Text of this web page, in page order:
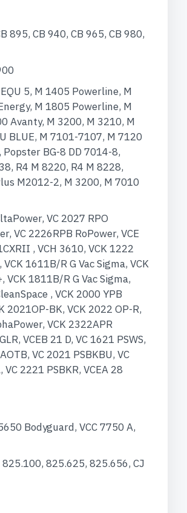
895, CB 940, CB 965, CB 980,
5, M 1405 Powerline, M
M 1805 Powerline, M
Avanty, M 3200, M 3210, M
BLUE, M 7101-7107, M 7120
BG-8 DD 7014-8,
R4 M 8220, R4 M 8228,
M2012-2, M 3200, M 7010
VC 2027 RPO
VC 2226RPB RoPower, VCE
, VCH 3610, VCK 1222
1611B/R G Vac Sigma, VCK
1811B/R G Vac Sigma,
, VCK 2000 YPB
2021OP-BK, VCK 2022 OP-R,
VCK 2322APR
VCEB 21 D, VC 1621 PSWS,
VC 2021 PSBKBU, VC
VC 2221 PSBKR, VCEA 28
Bodyguard, VCC 7750 A,
825.625, 825.656, CJ